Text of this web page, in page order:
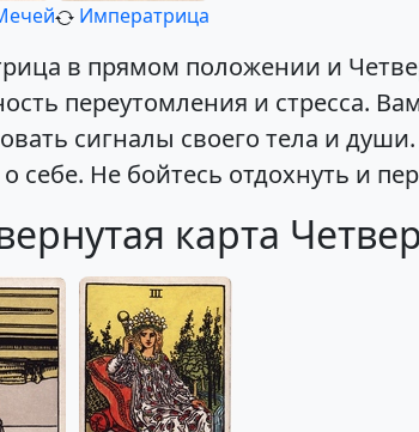
Императрица
в прямом положении и
переутомления и стресса.
сигналы своего тела и
себе. Не бойтесь отдохнуть и
карта